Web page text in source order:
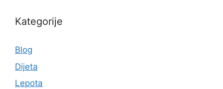
Kategorije
Blog
Dijeta
Lepota